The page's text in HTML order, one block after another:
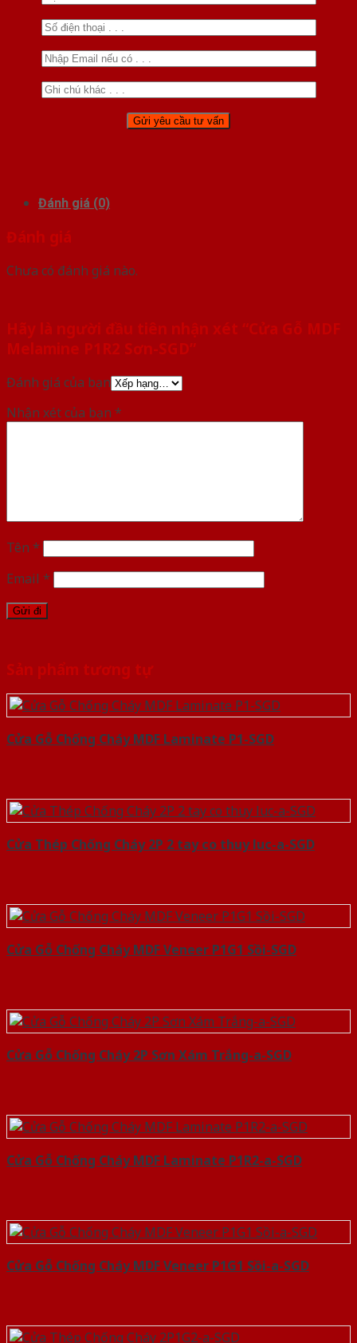
Đánh giá (0)
Đánh giá
Chưa có đánh giá nào.
Hãy là người đầu tiên nhận xét “Cửa Gỗ MDF
Melamine P1R2 Sơn-SGD”
Đánh giá của bạn
Nhận xét của bạn *
Tên *
Email *
Sản phẩm tương tự
Cửa Gỗ Chống Cháy MDF Laminate P1-SGD
Cửa Thép Chống Cháy 2P 2 tay co thuy luc-a-SGD
Cửa Gỗ Chống Cháy MDF Veneer P1G1 Sồi-SGD
Cửa Gỗ Chống Cháy 2P Sơn Xám Trắng-a-SGD
Cửa Gỗ Chống Cháy MDF Laminate P1R2-a-SGD
Cửa Gỗ Chống Cháy MDF Veneer P1G1 Sồi-a-SGD